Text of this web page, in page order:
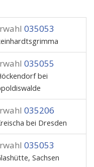
035053
035055
bei
035206
bei Dresden
035053
Sachsen